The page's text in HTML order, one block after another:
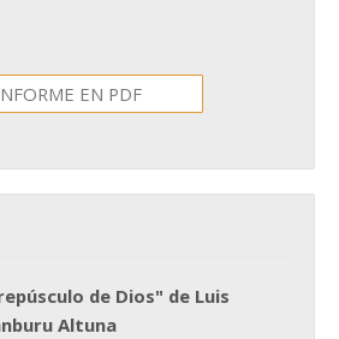
EN PDF
de Dios" de Luis
Altuna